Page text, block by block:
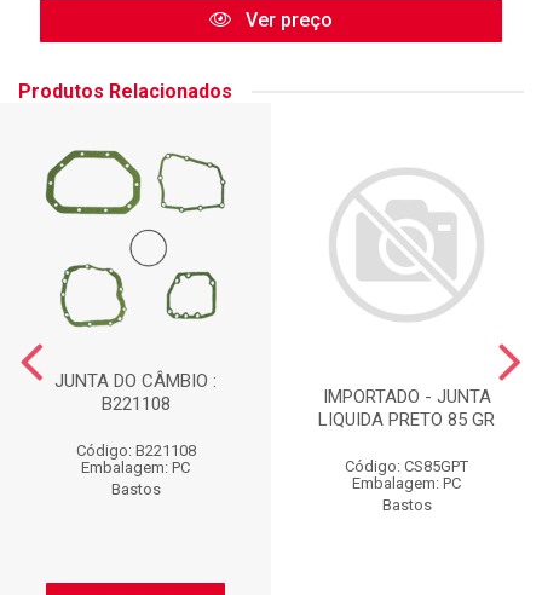
Ver preço
Produtos Relacionados
JUNTA DO CÂMBIO :
B221108
Código: B221108
Embalagem: PC
Bastos
IMPORTADO - JUNTA
LIQUIDA PRETO 85 GR
Código: CS85GPT
Embalagem: PC
Bastos